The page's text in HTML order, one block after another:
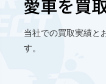
当社での買取実績と
す。